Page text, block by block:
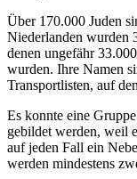
Über 170.000 Juden
Niederlanden wurden
denen ungefähr
wurden. Ihre Namen
Transportlisten, auf
Es konnte eine
gebildet werden, weil
auf jeden Fall ein
werden mindestens